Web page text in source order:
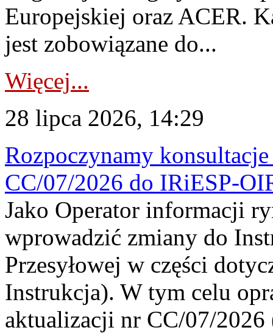
Europejskiej oraz ACER.
jest zobowiązane do...
Więcej...
28 lipca 2026, 14:29
Rozpoczynamy
CC/07/2026 do IRiESP-
Jako Operator informacji
wprowadzić zmiany do
Przesyłowej w części
Instrukcja). W tym celu
aktualizacji nr CC/07/